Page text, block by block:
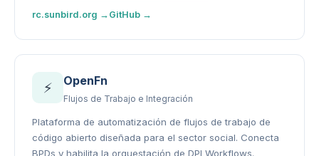
rc.sunbird.org → GitHub →
⚡ OpenFn
Flujos de Trabajo e Integración
Plataforma de automatización de flujos de trabajo de
código abierto diseñada para el sector social. Conecta
BPDs y habilita la orquestación de DPI Workflows.